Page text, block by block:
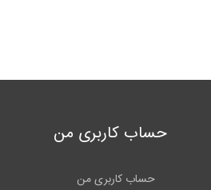
حساب کاربری من
حساب کاربری من